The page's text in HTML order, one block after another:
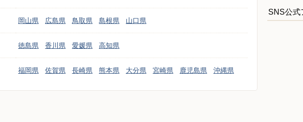
岡山県 広島県 鳥取県 島根県 山口県
徳島県 香川県 愛媛県 高知県
福岡県 佐賀県 長崎県 熊本県 大分県 宮崎県 鹿児島県 沖縄県
SNS公式